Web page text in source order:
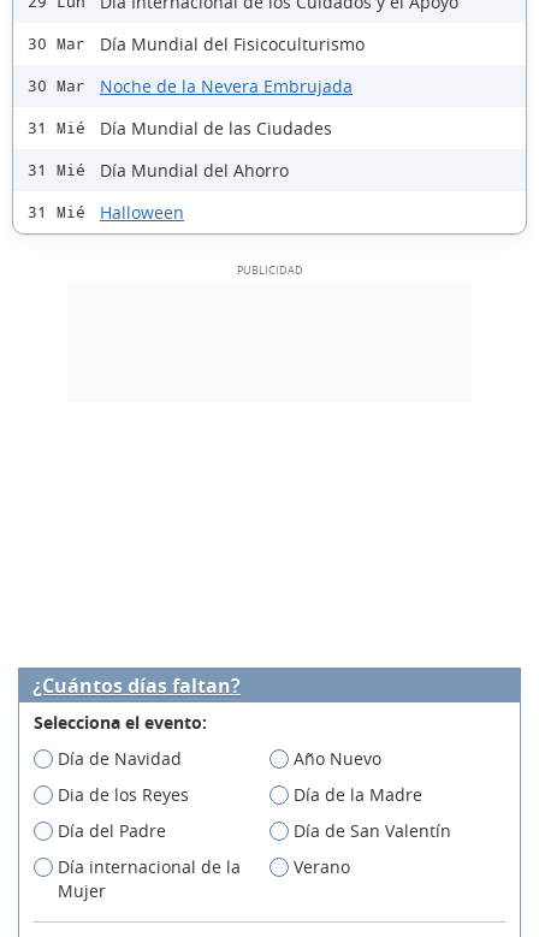
30 Mar Día Mundial del Fisicoculturismo
30 Mar Noche de la Nevera Embrujada
31 Mié Día Mundial de las Ciudades
31 Mié Día Mundial del Ahorro
31 Mié Halloween
¿Cuántos días faltan?
Selecciona el evento:
Día de Navidad
Año Nuevo
Dia de los Reyes
Día de la Madre
Día del Padre
Día de San Valentín
Día internacional de la
Mujer
Verano